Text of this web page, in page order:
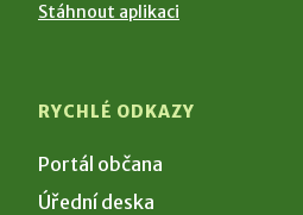
Stáhnout aplikaci
RYCHLÉ ODKAZY
Portál občana
Úřední deska